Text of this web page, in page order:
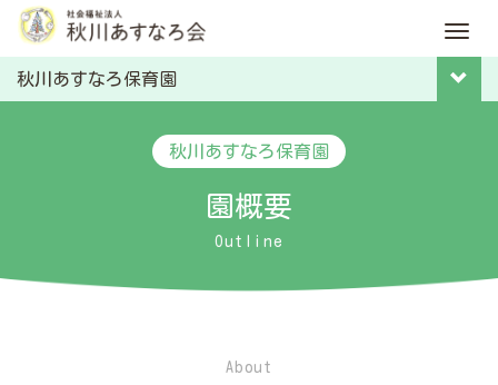
M
e
秋川あすなろ保育園
秋川あすなろ保育園
園概要
Outline
About